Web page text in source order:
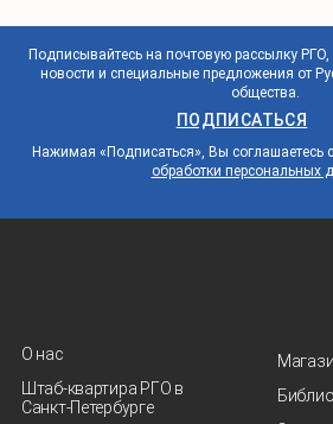
Подписывайтесь на почтовую рассылку
новости и специальные предложения от
общества.
ПОДПИСАТЬСЯ
Нажимая «Подписаться», Вы соглашаетесь с
обработки персональных
О нас
Штаб-квартира РГО в
Санкт‑Петербурге